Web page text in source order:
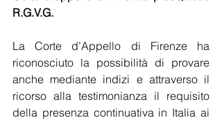
R.G.V.G.
La Corte d’Appello di Firenze ha
riconosciuto la possibilità di provare
anche mediante indizi e attraverso il
ricorso alla testimonianza il requisito
della presenza continuativa in Italia ai